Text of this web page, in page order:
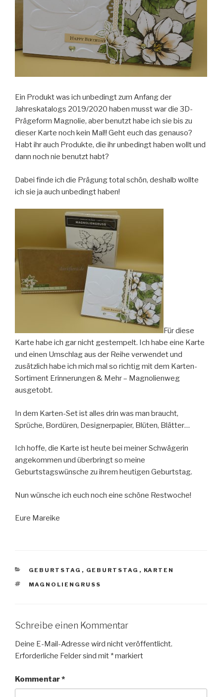
Ein Produkt was ich unbedingt zum Anfang der
Jahreskatalogs 2019/2020 haben musst war die 3D-
Prägeform Magnolie, aber benutzt habe ich sie bis zu
dieser Karte noch kein Mal!! Geht euch das genauso?
Habt ihr auch Produkte, die ihr unbedingt haben wollt und
dann noch nie benutzt habt?
Dabei finde ich die Prägung total schön, deshalb wollte
ich sie ja auch unbedingt haben!
Für diese
Karte habe ich gar nicht gestempelt. Ich habe eine Karte
und einen Umschlag aus der Reihe verwendet und
zusätzlich habe ich mich mal so richtig mit dem Karten-
Sortiment Erinnerungen & Mehr – Magnolienweg
ausgetobt.
In dem Karten-Set ist alles drin was man braucht,
Sprüche, Bordüren, Designerpapier, Blüten, Blätter…
Ich hoffe, die Karte ist heute bei meiner Schwägerin
angekommen und überbringt so meine
Geburtstagswünsche zu ihrem heutigen Geburtstag.
Nun wünsche ich euch noch eine schöne Restwoche!
Eure Mareike
KATEGORIEN
GEBURTSTAG , GEBURTSTAG , KARTEN
SCHLAGWÖRTER
MAGNOLIENGRUSS
Schreibe einen Kommentar
Deine E-Mail-Adresse wird nicht veröffentlicht.
Erforderliche Felder sind mit *markiert
Kommentar*